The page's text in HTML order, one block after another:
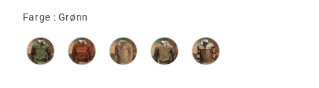
Farge : Grønn